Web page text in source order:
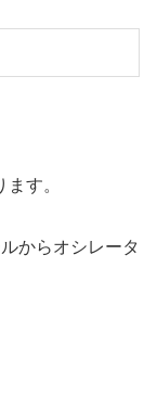
す。
からオシレータ